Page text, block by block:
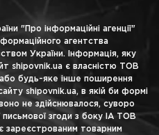
"Про інформаційні агенції"
агентства
України. Інформація, яку
shipovnik.ua є власністю ТОВ
будь-яке інше поширення
shipovnik.ua, в якій би формі
не здійснювалося, суворо
згоди з боку ІА ТОВ
товарним